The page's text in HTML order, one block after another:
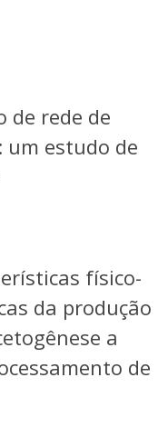
de rede de
um estudo de
físico-
da produção
a
de